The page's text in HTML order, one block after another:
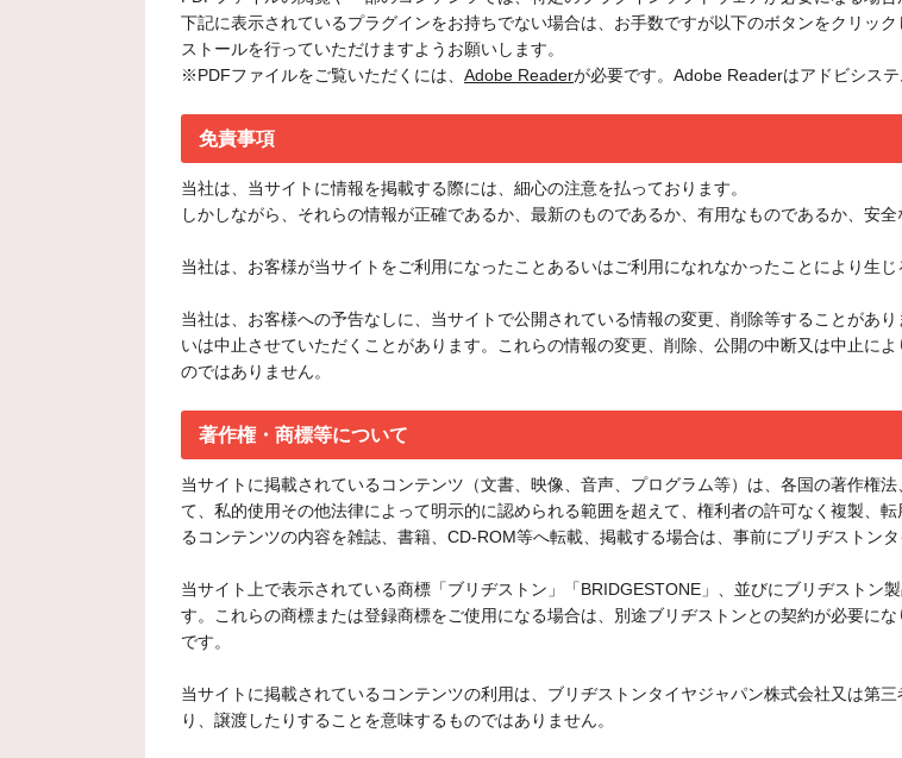
下記に表示されているプラグインをお持ちでない場合は、お手数ですが以下のボタンをクリッ
ストールを行っていただけますようお願いします。
※PDFファイルをご覧いただくには、 Adobe Readerが必要です。Adobe Readerはアドビシス
免責事項
当社は、当サイトに情報を掲載する際には、細心の注意を払っております。
しかしながら、それらの情報が正確であるか、最新のものであるか、有用なものであるか、安
当社は、お客様が当サイトをご利用になったことあるいはご利用になれなかったことにより生
当社は、お客様への予告なしに、当サイトで公開されている情報の変更、削除等することがあ
いは中止させていただくことがあります。これらの情報の変更、削除、公開の中断又は中止に
のではありません。
著作権・商標等について
当サイトに掲載されているコンテンツ（文書、映像、音声、プログラム等）は、各国の著作権
て、私的使用その他法律によって明示的に認められる範囲を超えて、権利者の許可なく複製、
るコンテンツの内容を雑誌、書籍、CD-ROM等へ転載、掲載する場合は、事前にブリヂストン
当サイト上で表示されている商標「ブリヂストン」「BRIDGESTONE」、並びにブリヂストン
す。これらの商標または登録商標をご使用になる場合は、別途ブリヂストンとの契約が必要に
です。
当サイトに掲載されているコンテンツの利用は、ブリヂストンタイヤジャパン株式会社又は第
り、譲渡したりすることを意味するものではありません。